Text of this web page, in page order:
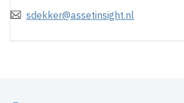
sdekker@assetinsight.nl